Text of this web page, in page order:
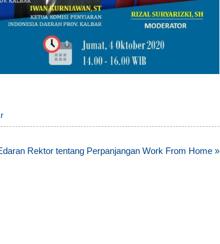
Rektor tentang Perpanjangan Work From Home »